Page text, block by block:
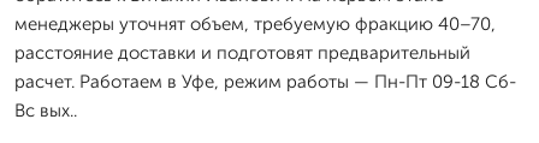
менеджеры уточнят объем, требуемую фракцию 40–70,
расстояние доставки и подготовят предварительный
расчет. Работаем в Уфе, режим работы — Пн-Пт 09-18 Сб-
Вс вых..